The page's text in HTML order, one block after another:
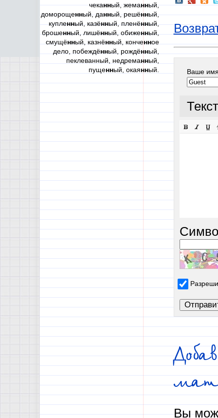
чеканный, жеманный,
доморощенный, данный, решённый,
купленный, казённый, пленённый,
брошенный, лишённый, обиженный,
смущённый, казнённый, конченное
дело, побеждённый, рождённый,
пеклеванный, недреманный,
пущенный, окаянный. Ваше
Вы